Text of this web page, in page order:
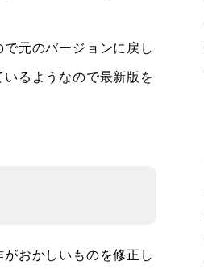
元のバージョンに戻し
るようなので最新版を
おかしいものを修正し